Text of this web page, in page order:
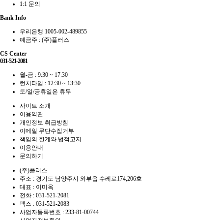
1:1 문의
Bank Info
우리은행 1005-002-489855
예금주 : (주)플러스
CS Center
031-521-2081
월-금 : 9:30 ~ 17:30
런치타임 : 12:30 ~ 13:30
토/일/공휴일은 휴무
사이트 소개
이용약관
개인정보 취급방침
이메일 무단수집거부
책임의 한계와 법적고지
이용안내
문의하기
(주)플러스
주소 : 경기도 남양주시 와부읍 수레로174,206호
대표 : 이미옥
전화 : 031-521-2081
팩스 : 031-521-2083
사업자등록번호 : 233-81-00744